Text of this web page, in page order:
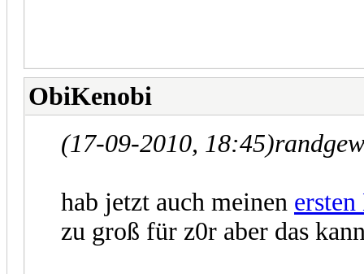
ObiKenobi
(17-09-2010, 18:45)
hab jetzt auch meinen
zu groß für z0r aber das